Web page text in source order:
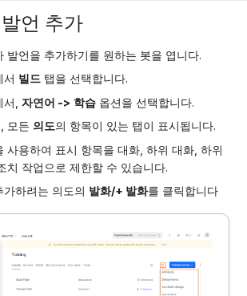
언 추가
발언을 추가하기를 원하는 봇을 엽니다.
서 빌드 탭을 선택합니다.
, 자연어 -> 학습 옵션을 선택합니다.
모든 의도의 항목이 있는 탭이 표시됩니다.
사용하여 표시 항목을 대화, 하위 대화, 하위
치 작업으로 제한할 수 있습니다.
가하려는 의도의 발화/+ 발화를 클릭합니다